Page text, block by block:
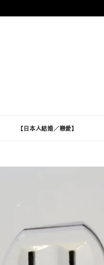
【日本人結婚／戀愛】